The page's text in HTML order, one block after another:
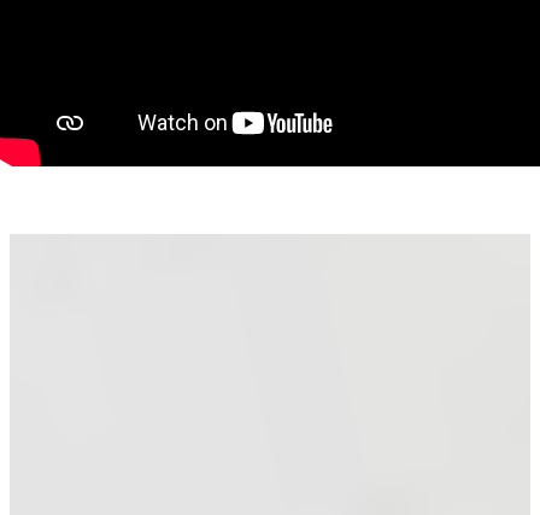
cuplu la început de drum, un senior care apreciază accesul
facil sau pentru cei care caută o investiție bună și ușor de
închiriat.
exact așa cum îți dorești.